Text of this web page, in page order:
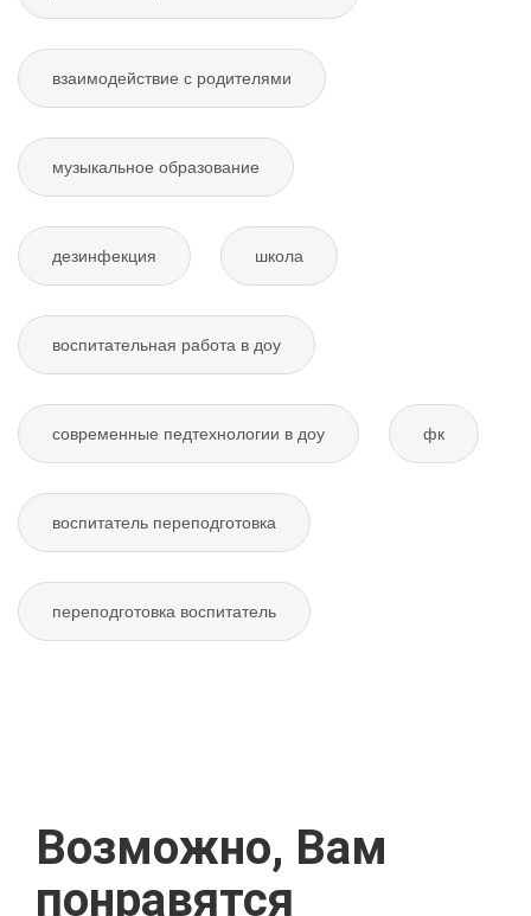
взаимодействие с родителями
музыкальное образование
дезинфекция школа
воспитательная работа в доу
современные педтехнологии в доу фк
воспитатель переподготовка
переподготовка воспитатель
Возможно, Вам
понравятся